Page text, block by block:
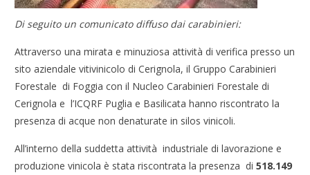
Di seguito un comunicato diffuso dai carabinieri:
Attraverso una mirata e minuziosa attività di verifica presso un
sito aziendale vitivinicolo di Cerignola, il Gruppo Carabinieri
Forestale di Foggia con il Nucleo Carabinieri Forestale di
Cerignola e l’ICQRF Puglia e Basilicata hanno riscontrato la
presenza di acque non denaturate in silos vinicoli.
All’interno della suddetta attività industriale di lavorazione e
produzione vinicola è stata riscontrata la presenza di518.149